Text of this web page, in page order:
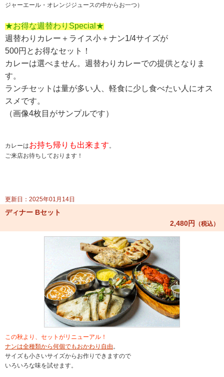
ジャーエール・オレンジジュースの中からお一つ）
★お得な週替わりSpecial★
週替わりカレー＋ライス小＋ナン1/4サイズが
500円とお得なセット！
カレーは選べません。週替わりカレーでの提供となりま
す。
ランチセットは量が多い人、軽食に少し食べたい人にオス
スメです。
（画像4枚目がサンプルです）
カレーはお持ち帰りも出来ます。
ご来店お待ちしております！
更新日：2025年01月14日
ディナー Bセット
2,480円
（税込）
この秋より、セットがリニューアル！
ナンは全種類から何個でもおかわり自由。
サイズも小さいサイズからお作りできますので
いろいろな味を試せます。